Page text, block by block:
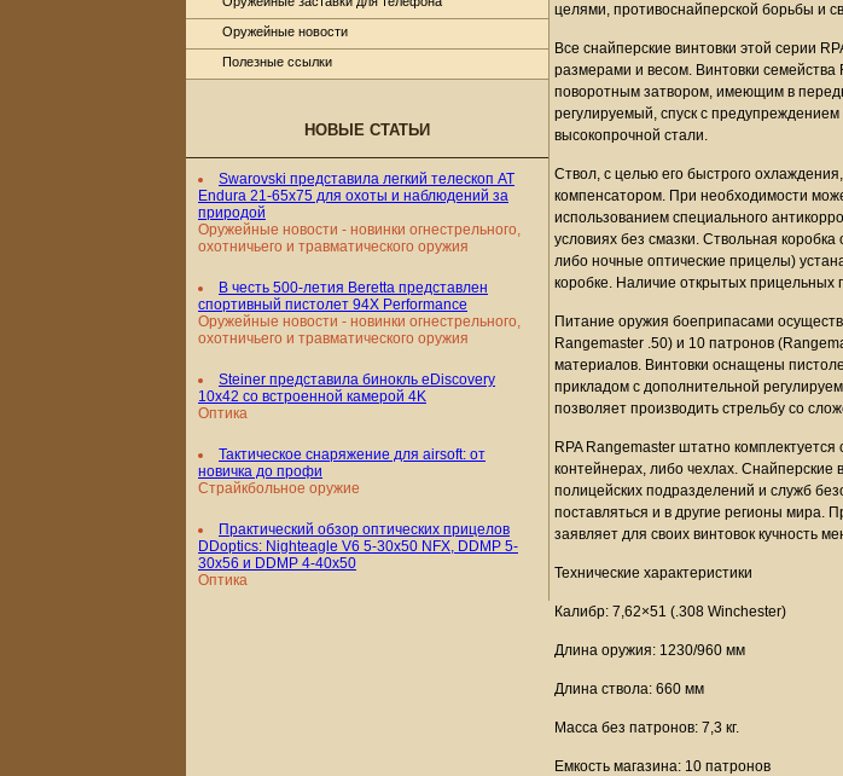
целями, противоснайперской борьбы и
Все снайперские винтовки этой серии
размерами и весом. Винтовки
поворотным затвором, имеющим в
регулируемый, спуск с
высокопрочной стали.
Ствол, с целью его быстрого
компенсатором. При необходимости
использованием специального
условиях без смазки. Ствольная
либо ночные оптические прицелы)
коробке. Наличие открытых прицельных
Питание оружия боеприпасами
Rangemaster .50) и 10 патронов
материалов. Винтовки оснащены
прикладом с дополнительной
позволяет производить стрельбу со
RPA Rangemaster штатно
контейнерах, либо чехлах.
полицейских подразделений и служб
поставляться и в другие регионы мира.
заявляет для своих винтовок кучность
Технические характеристики
Калибр: 7,62×51 (.308 Winchester)
Длина оружия: 1230/960 мм
Длина ствола: 660 мм
Масса без патронов: 7,3 кг.
Емкость магазина: 10 патронов
Оружейные новости
Полезные ссылки
НОВЫЕ СТАТЬИ
Swarovski представила легкий телескоп AT
Endura 21-65x75 для охоты и наблюдений за
природой
Оружейные новости - новинки огнестрельного,
охотничьего и травматического оружия
В честь 500-летия Beretta представлен
спортивный пистолет 94X Performance
Оружейные новости - новинки огнестрельного,
охотничьего и травматического оружия
Steiner представила бинокль eDiscovery
10x42 со встроенной камерой 4K
Оптика
Тактическое снаряжение для airsoft: от
новичка до профи
Страйкбольное оружие
Практический обзор оптических прицелов
DDoptics: Nighteagle V6 5-30x50 NFX, DDMP 5-
30x56 и DDMP 4-40x50
Оптика